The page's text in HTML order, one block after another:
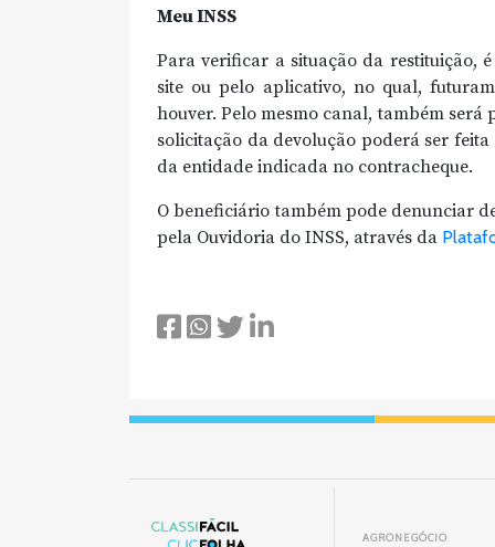
Meu INSS
Para verificar a situação da restituição,
site ou pelo aplicativo, no qual,
houver. Pelo mesmo canal, também será
solicitação da devolução poderá ser
da entidade indicada no contracheque.
O beneficiário também pode denunciar
pela Ouvidoria do INSS, através da
AGRONEGÓCIO